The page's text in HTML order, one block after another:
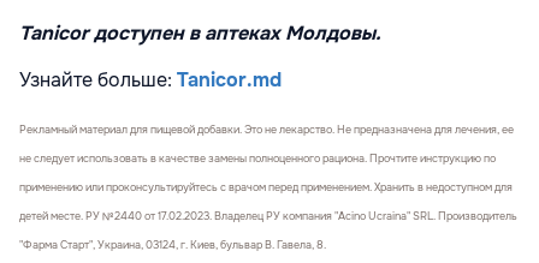
Tanicor доступен в аптеках Молдовы.
Узнайте больше: Tanicor.md
Рекламный материал для пищевой добавки. Это не лекарство. Не предназначена для лечения, ее
не следует использовать в качестве замены полноценного рациона. Прочтите инструкцию по
применению или проконсультируйтесь с врачом перед применением. Хранить в недоступном для
детей месте. РУ №2440 от 17.02.2023. Владелец РУ компания "Acino Ucraina" SRL. Производитель
"Фарма Старт", Украина, 03124, г. Киев, бульвар В. Гавела, 8.